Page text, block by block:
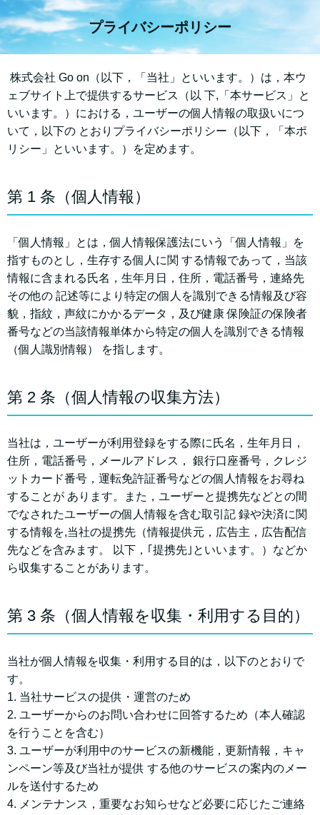
プライバシーポリシー
株式会社 Go on（以下，「当社」といいます。）は，本ウ
ェブサイト上で提供するサービス（以 下,「本サービス」と
いいます。）における，ユーザーの個⼈情報の取扱いにつ
いて，以下の とおりプライバシーポリシー（以下，「本ポ
リシー」といいます。）を定めます。
第 1 条（個⼈情報）
「個⼈情報」とは，個⼈情報保護法にいう「個⼈情報」を
指すものとし，⽣存する個⼈に関 する情報であって，当該
情報に含まれる⽒名，⽣年⽉⽇，住所，電話番号，連絡先
その他の 記述等により特定の個⼈を識別できる情報及び容
貌，指紋，声紋にかかるデータ，及び健康 保険証の保険者
番号などの当該情報単体から特定の個⼈を識別できる情報
（個⼈識別情報） を指します。
第 2 条（個⼈情報の収集⽅法）
当社は，ユーザーが利⽤登録をする際に⽒名，⽣年⽉⽇，
住所，電話番号，メールアドレス， 銀⾏⼝座番号，クレジ
ットカード番号，運転免許証番号などの個⼈情報をお尋ね
することが あります。また，ユーザーと提携先などとの間
でなされたユーザーの個⼈情報を含む取引記 録や決済に関
する情報を,当社の提携先（情報提供元，広告主，広告配信
先などを含みます。 以下，｢提携先｣といいます。）などか
ら収集することがあります。
第 3 条（個⼈情報を収集・利⽤する⽬的）
当社が個⼈情報を収集・利⽤する⽬的は，以下のとおりで
す。
1. 当社サービスの提供・運営のため
2. ユーザーからのお問い合わせに回答するため（本⼈確認
を⾏うことを含む）
3. ユーザーが利⽤中のサービスの新機能，更新情報，キャ
ンペーン等及び当社が提供 する他のサービスの案内のメー
ルを送付するため
4. メンテナンス，重要なお知らせなど必要に応じたご連絡